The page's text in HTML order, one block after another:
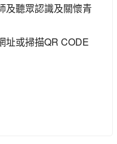
及聽眾認識及關懷青
址或掃描QR CODE